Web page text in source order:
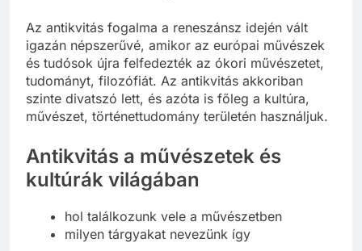
Az antikvitás fogalma a reneszánsz idején vált
igazán népszerűvé, amikor az európai művészek
és tudósok újra felfedezték az ókori művészetet,
tudományt, filozófiát. Az antikvitás akkoriban
szinte divatszó lett, és azóta is főleg a kultúra,
művészet, történettudomány területén használjuk.
Antikvitás a művészetek és
kultúrák világában
hol találkozunk vele a művészetben
milyen tárgyakat nevezünk így